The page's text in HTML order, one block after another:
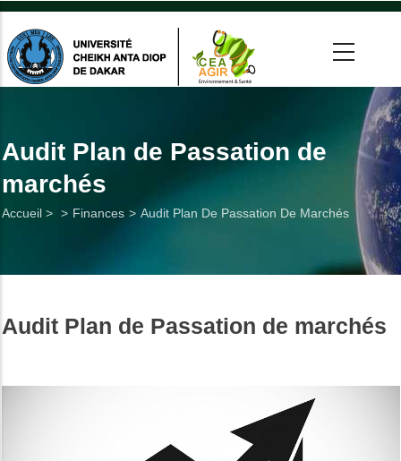
Aller
contenu
principal
Audit Plan de Passation de
marchés
Fil
Accueil > Finances Audit Plan De Passation De Marchés
Audit Plan de Passation de marchés